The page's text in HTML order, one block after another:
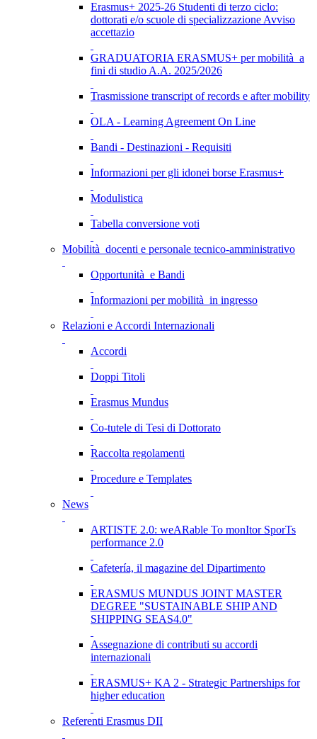
Erasmus+ 2025-26 Studenti di terzo ciclo:
dottorati e/o scuole di specializzazione Avviso
accettazio
GRADUATORIA ERASMUS+ per mobilità a
fini di studio A.A. 2025/2026
Trasmissione transcript of records e after mobility
OLA - Learning Agreement On Line
Bandi - Destinazioni - Requisiti
Informazioni per gli idonei borse Erasmus+
Modulistica
Tabella conversione voti
Mobilità docenti e personale tecnico-amministrativo
Opportunità e Bandi
Informazioni per mobilità in ingresso
Relazioni e Accordi Internazionali
Accordi
Doppi Titoli
Erasmus Mundus
Co-tutele di Tesi di Dottorato
Raccolta regolamenti
Procedure e Templates
News
ARTISTE 2.0: weARable To monItor SporTs
performance 2.0
Cafetería, il magazine del Dipartimento
ERASMUS MUNDUS JOINT MASTER
DEGREE "SUSTAINABLE SHIP AND
SHIPPING SEAS4.0"
Assegnazione di contributi su accordi
internazionali
ERASMUS+ KA 2 - Strategic Partnerships for
higher education
Referenti Erasmus DII